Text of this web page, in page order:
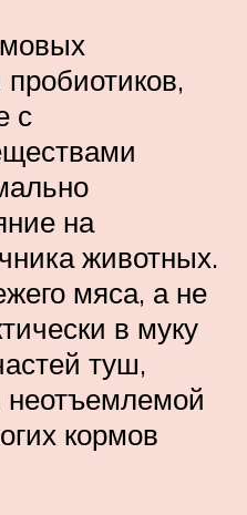
с
на
животных.
мяса, а не
в муку
туш,
неотъемлемой
кормов